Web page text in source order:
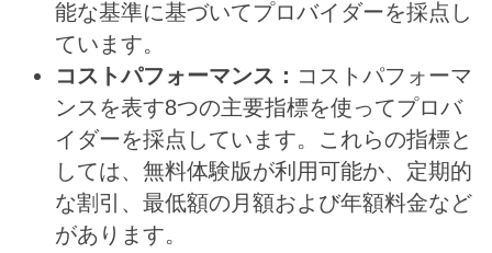
能な基準に基づいてプロバイダーを採点し
ています。
コストパフォーマンス： コストパフォーマ
ンスを表す8つの主要指標を使ってプロバ
イダーを採点しています。これらの指標と
しては、無料体験版が利用可能か、定期的
な割引、最低額の月額および年額料金など
があります。